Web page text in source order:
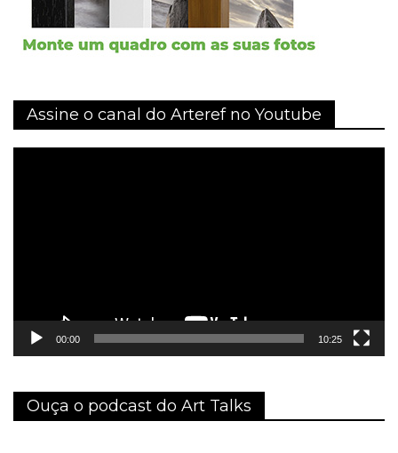
Assine o canal do Arteref no Youtube
00:00 10:25
Ouça o podcast do Art Talks